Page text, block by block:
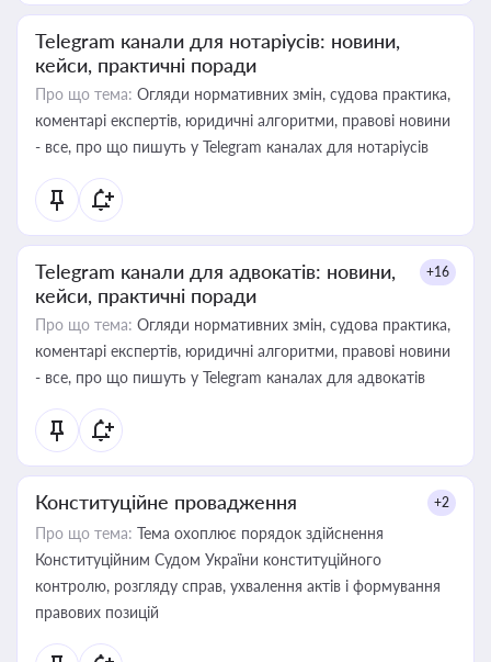
Telegram канали для нотаріусів: новини,
кейси, практичні поради
Про що тема: Огляди нормативних змін, судова практика,
коментарі експертів, юридичні алгоритми, правові новини
- все, про що пишуть у Telegram каналах для нотаріусів
Telegram канали для адвокатів: новини,
кейси, практичні поради
+16
Про що тема: Огляди нормативних змін, судова практика,
коментарі експертів, юридичні алгоритми, правові новини
- все, про що пишуть у Telegram каналах для адвокатів
Конституційне провадження +2
Про що тема: Тема охоплює порядок здійснення
Конституційним Судом України конституційного
контролю, розгляду справ, ухвалення актів і формування
правових позицій